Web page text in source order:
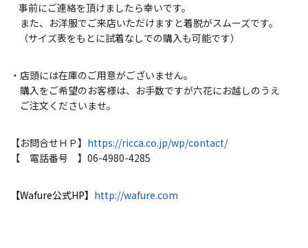
事前にご連絡を頂けましたら幸いです。
また、お洋服でご来店いただけますと着脱がスムーズです。
（サイズ表をもとに試着なしでの購入も可能です）
・店頭には在庫のご用意がございません。
購入をご希望のお客様は、お手数ですが六花にお越しのうえ
ご注文くださいませ。
【お問合せＨＰ】 https://ricca.co.jp/wp/contact/
【 電話番号 】06-4980-4285
【Wafure公式HP】 http://wafure.com